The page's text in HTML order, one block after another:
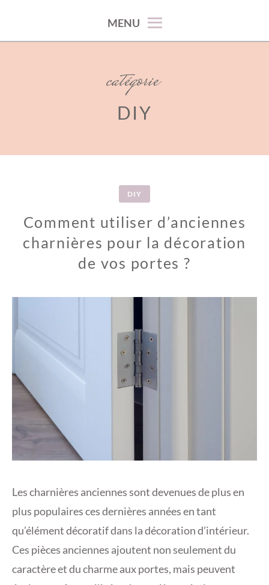
MENU
catégorie
DIY
DIY
Comment utiliser d’anciennes
charnières pour la décoration
de vos portes ?
Les charnières anciennes sont devenues de plus en
plus populaires ces dernières années en tant
qu’élément décoratif dans la décoration d’intérieur.
Ces pièces anciennes ajoutent non seulement du
caractère et du charme aux portes, mais peuvent